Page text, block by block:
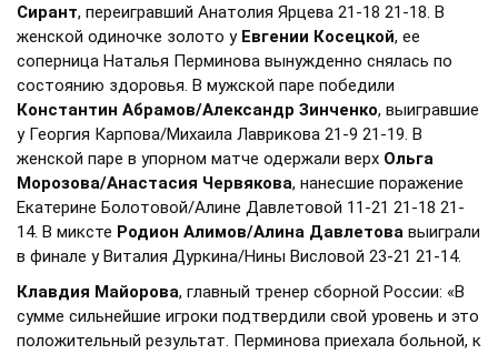
Сирант, переигравший Анатолия Ярцева 21-18 21-18. В
женской одиночке золото у Евгении Косецкой, ее
соперница Наталья Перминова вынужденно снялась по
состоянию здоровья. В мужской паре победили
Константин Абрамов/Александр Зинченко, выигравшие
у Георгия Карпова/Михаила Лаврикова 21-9 21-19. В
женской паре в упорном матче одержали верх Ольга
Морозова/Анастасия Червякова, нанесшие поражение
Екатерине Болотовой/Алине Давлетовой 11-21 21-18 21-
14. В миксте Родион Алимов/Алина Давлетова выиграли
в финале у Виталия Дуркина/Нины Висловой 23-21 21-14.
Клавдия Майорова, главный тренер сборной России: «В
сумме сильнейшие игроки подтвердили свой уровень и это
положительный результат. Перминова приехала больной, к